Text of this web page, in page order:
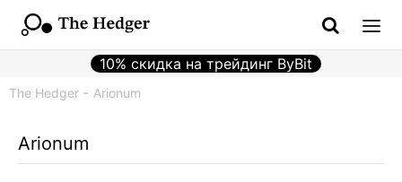
10% скидка на трейдинг ByBit
The Hedger Arionum
Arionum